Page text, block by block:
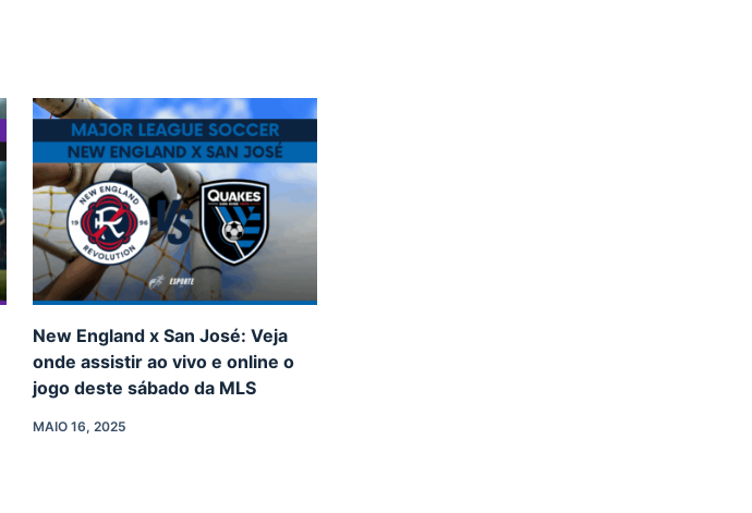
New England x San José: Veja
onde assistir ao vivo e online o
jogo deste sábado da MLS
MAIO 16, 2025